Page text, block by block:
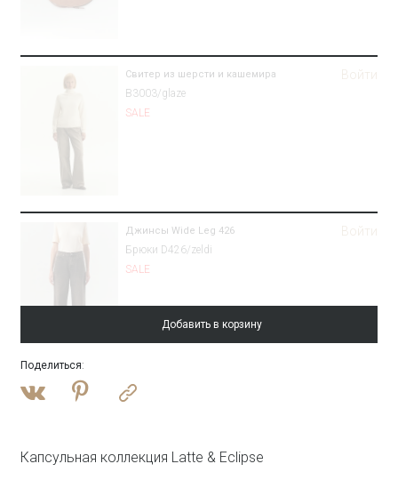
Свитер из шерсти и кашемира
B3003/glaze
SALE
Войти
Джинсы Wide Leg 426
Брюки D426/zeldi
SALE
Войти
Полупальто-халат из шерсти
Добавить в корзину
Поделиться:
Капсульная коллекция Latte & Eclipse